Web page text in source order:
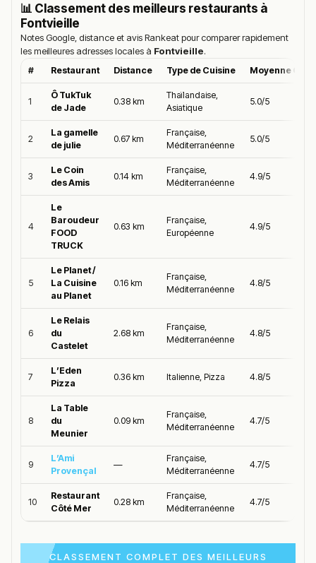
📊 Classement des meilleurs restaurants à
Fontvieille
Notes Google, distance et avis Rankeat pour comparer rapidement
les meilleures adresses locales à Fontvieille.
# Restaurant Distance Type de Cuisine Moyenne
1
Ô TukTuk
de Jade
0.38 km
Thaïlandaise,
Asiatique
5.0/5
2
La gamelle
de julie
0.67 km
Française,
Méditerranéenne
5.0/5
3
Le Coin
des Amis
0.14 km
Française,
Méditerranéenne
4.9/5
4
Le
Baroudeur
FOOD
TRUCK
0.63 km
Française,
Européenne
4.9/5
5
Le Planet /
La Cuisine
au Planet
0.16 km
Française,
Méditerranéenne
4.8/5
6
Le Relais
du
Castelet
2.68 km
Française,
Méditerranéenne
4.8/5
7
L’Eden
Pizza
0.36 km Italienne, Pizza 4.8/5
8
La Table
du
Meunier
0.09 km
Française,
Méditerranéenne
4.7/5
9
L’Ami
Provençal
—
Française,
Méditerranéenne
4.7/5
10
Restaurant
Côté Mer
0.28 km
Française,
Méditerranéenne
4.7/5
CLASSEMENT COMPLET DES MEILLEURS